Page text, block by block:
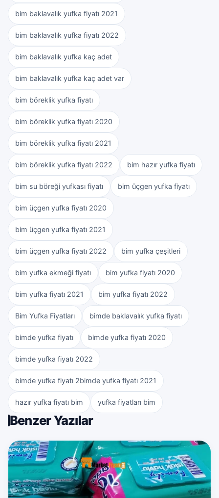
bim baklavalık yufka fiyatı 2021
bim baklavalık yufka fiyatı 2022
bim baklavalık yufka kaç adet
bim baklavalık yufka kaç adet var
bim böreklik yufka fiyatı
bim böreklik yufka fiyatı 2020
bim böreklik yufka fiyatı 2021
bim böreklik yufka fiyatı 2022 bim hazır yufka fiyatı
bim su böreği yufkası fiyatı bim üçgen yufka fiyatı
bim üçgen yufka fiyatı 2020
bim üçgen yufka fiyatı 2021
bim üçgen yufka fiyatı 2022 bim yufka çeşitleri
bim yufka ekmeği fiyatı bim yufka fiyatı 2020
bim yufka fiyatı 2021 bim yufka fiyatı 2022
Bim Yufka Fiyatları bimde baklavalık yufka fiyatı
bimde yufka fiyatı bimde yufka fiyatı 2020
bimde yufka fiyatı 2022
bimde yufka fiyatı 2bimde yufka fiyatı 2021
hazır yufka fiyatı bim yufka fiyatları bim
Benzer Yazılar